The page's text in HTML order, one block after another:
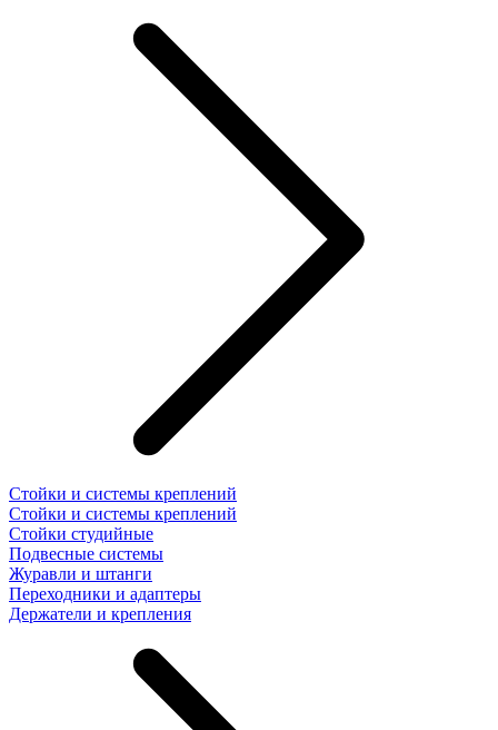
Стойки и системы креплений
Стойки и системы креплений
Стойки студийные
Подвесные системы
Журавли и штанги
Переходники и адаптеры
Держатели и крепления